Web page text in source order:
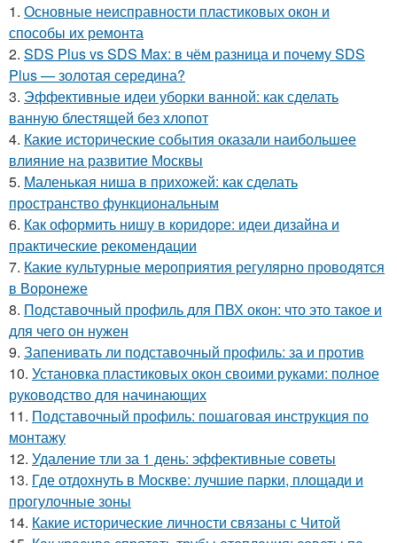
1. Основные неисправности пластиковых окон и
способы их ремонта
2. SDS Plus vs SDS Max: в чём разница и почему SDS
Plus — золотая середина?
3. Эффективные идеи уборки ванной: как сделать
ванную блестящей без хлопот
4. Какие исторические события оказали наибольшее
влияние на развитие Москвы
5. Маленькая ниша в прихожей: как сделать
пространство функциональным
6. Как оформить нишу в коридоре: идеи дизайна и
практические рекомендации
7. Какие культурные мероприятия регулярно проводятся
в Воронеже
8. Подставочный профиль для ПВХ окон: что это такое и
для чего он нужен
9. Запенивать ли подставочный профиль: за и против
10. Установка пластиковых окон своими руками: полное
руководство для начинающих
11. Подставочный профиль: пошаговая инструкция по
монтажу
12. Удаление тли за 1 день: эффективные советы
13. Где отдохнуть в Москве: лучшие парки, площади и
прогулочные зоны
14. Какие исторические личности связаны с Читой